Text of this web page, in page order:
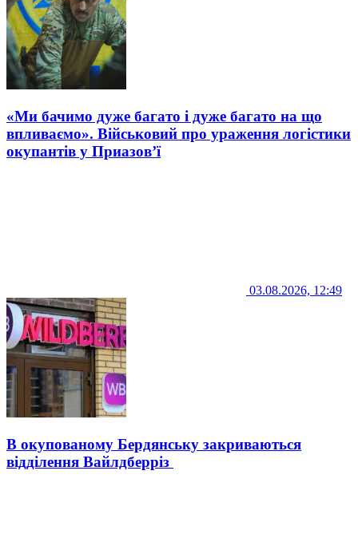
«Ми бачимо дуже багато і дуже багато на що
впливаємо». Військовий про ураження логістики
окупантів у Приазов’ї
03.08.2026, 12:49
В окупованому Бердянську закриваються
відділення Вайлдберріз